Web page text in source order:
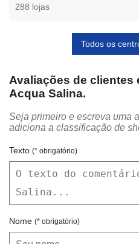
288 lojas
Todos os
Avaliações de clientes
Acqua Salina.
Seja primeiro e escreva uma
adiciona a classificação de
Texto (* obrigatório)
Nome (* obrigatório)